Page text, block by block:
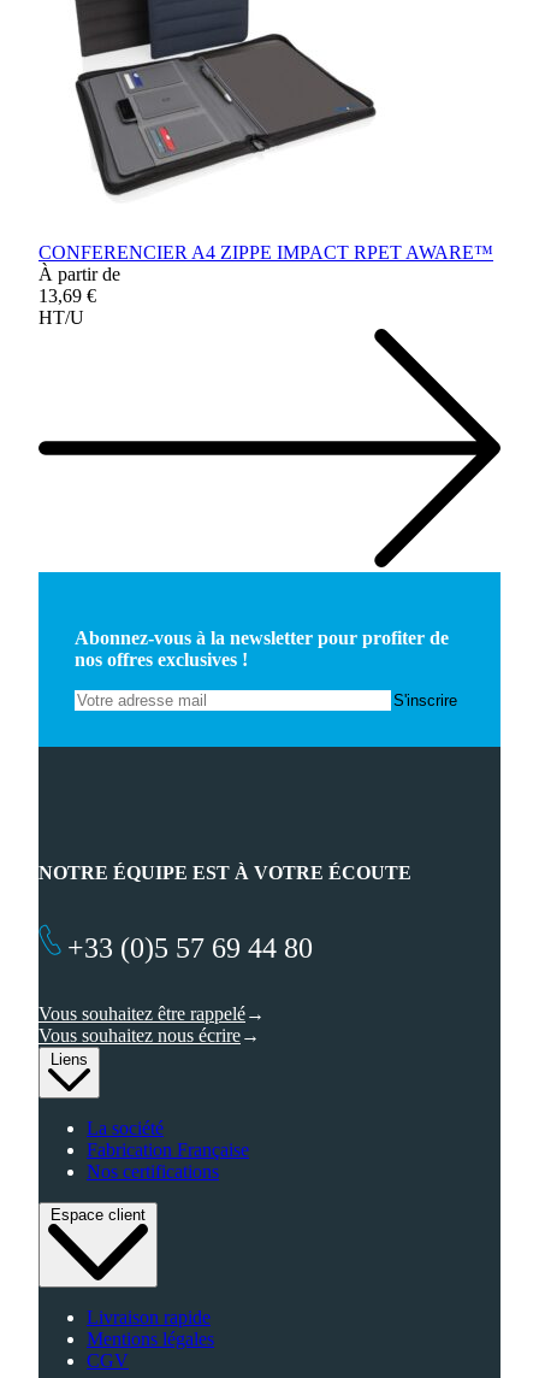
CONFERENCIER A4 ZIPPE IMPACT RPET AWARE™
À partir de
13,69 €
HT/U
Abonnez-vous à la newsletter pour profiter de
nos offres exclusives !
Liens
La société
Fabrication Française
Nos certifications
Espace client
Livraison rapide
Mentions légales
CGV
NOTRE ÉQUIPE EST À VOTRE ÉCOUTE
+33 (0)5 57 69 44 80
Vous souhaitez être rappelé
Vous souhaitez nous écrire